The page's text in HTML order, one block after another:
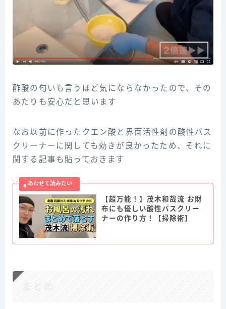
酢酸の匂いも言うほど気にならなかったので、その
あたりも安心だと思います
なお以前に作ったクエン酸と界面活性剤の酸性バス
クリーナーに関しても効きが良かったため、それに
関する記事も貼っておきます
【超万能！】茂木和哉流 お財
布にも優しい酸性バスクリー
ナーの作り方！【掃除術】